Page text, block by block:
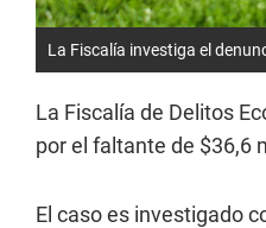
La Fiscalía investiga el
La Fiscalía de Delitos
por el faltante de $36,6
El caso es investigado